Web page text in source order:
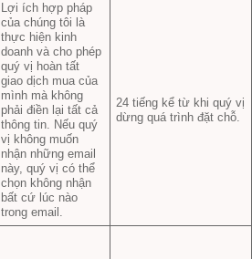
Lợi ích hợp pháp
của chúng tôi là
thực hiện kinh
doanh và cho phép
quý vị hoàn tất
giao dịch mua của
mình mà không
phải điền lại tất cả
thông tin. Nếu quý
vị không muốn
nhận những email
này, quý vị có thể
chọn không nhận
bất cứ lúc nào
trong email.
24 tiếng kể từ khi quý vị
dừng quá trình đặt chỗ.